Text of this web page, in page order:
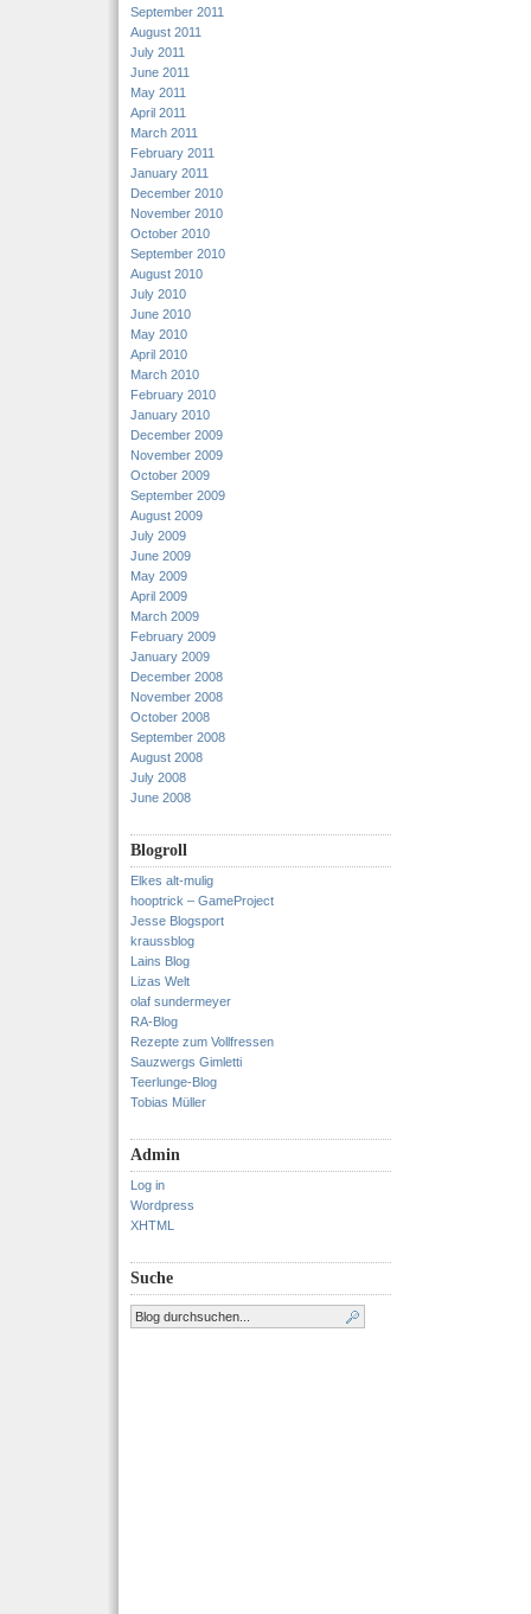
September 2011
August 2011
July 2011
June 2011
May 2011
April 2011
March 2011
February 2011
January 2011
December 2010
November 2010
October 2010
September 2010
August 2010
July 2010
June 2010
May 2010
April 2010
March 2010
February 2010
January 2010
December 2009
November 2009
October 2009
September 2009
August 2009
July 2009
June 2009
May 2009
April 2009
March 2009
February 2009
January 2009
December 2008
November 2008
October 2008
September 2008
August 2008
July 2008
June 2008
Blogroll
Elkes alt-mulig
hooptrick – GameProject
Jesse Blogsport
kraussblog
Lains Blog
Lizas Welt
olaf sundermeyer
RA-Blog
Rezepte zum Vollfressen
Sauzwergs Gimletti
Teerlunge-Blog
Tobias Müller
Admin
Log in
Wordpress
XHTML
Suche